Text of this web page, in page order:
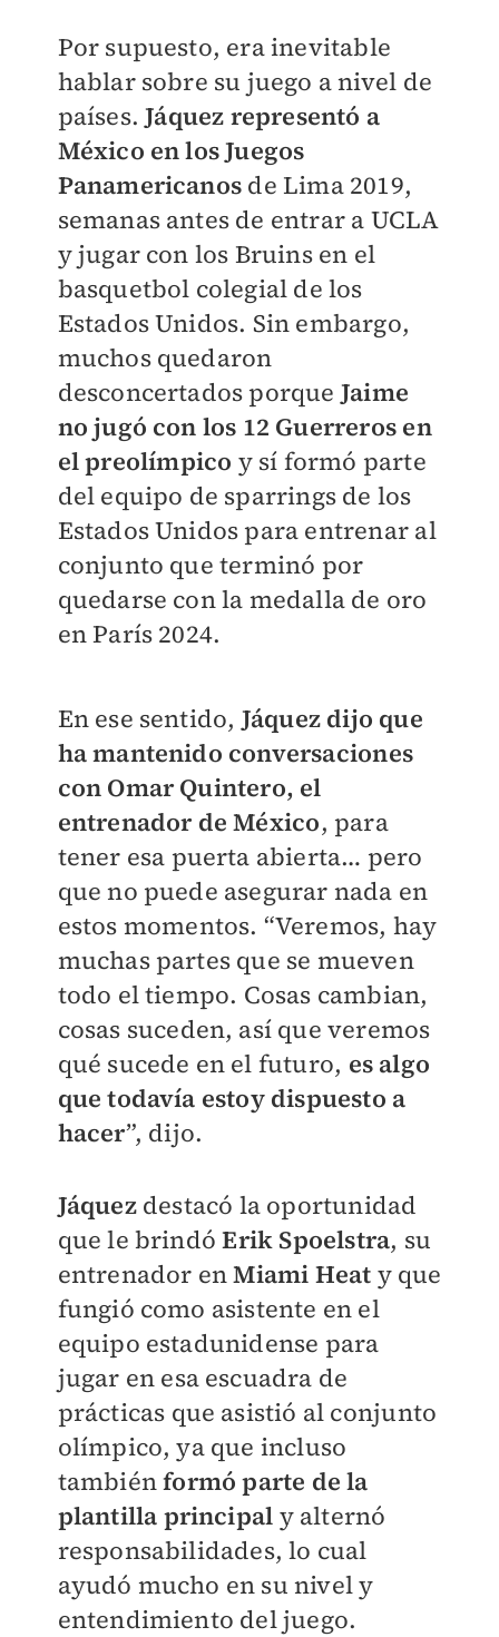
Por supuesto, era inevitable
hablar sobre su juego a nivel de
países.Jáquez representó a
México en los Juegos
Panamericanos de Lima 2019,
semanas antes de entrar a UCLA
y jugar con los Bruins en el
basquetbol colegial de los
Estados Unidos. Sin embargo,
muchos quedaron
desconcertados porque Jaime
no jugó con los 12 Guerreros en
el preolímpico y sí formó parte
del equipo de sparrings de los
Estados Unidos para entrenar al
conjunto que terminó por
quedarse con la medalla de oro
en París 2024.
En ese sentido, Jáquez dijo que
ha mantenido conversaciones
con Omar Quintero, el
entrenador de México, para
tener esa puerta abierta… pero
que no puede asegurar nada en
estos momentos. “Veremos, hay
muchas partes que se mueven
todo el tiempo. Cosas cambian,
cosas suceden, así que veremos
qué sucede en el futuro, es algo
que todavía estoy dispuesto a
hacer”, dijo.
Jáquez destacó la oportunidad
que le brindóErik Spoelstra, su
entrenador enMiami Heat y que
fungió como asistente en el
equipo estadunidense para
jugar en esa escuadra de
prácticas que asistió al conjunto
olímpico, ya que incluso
tambiénformó parte de la
plantilla principal y alternó
responsabilidades, lo cual
ayudó mucho en su nivel y
entendimiento del juego.